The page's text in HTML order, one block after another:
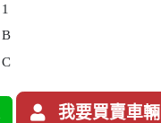
1
B
C
我要買賣車輛